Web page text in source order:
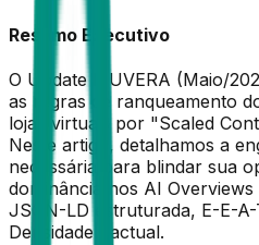
Resumo Executivo
O Update MUVERA (Maio/
as regras de ranqueamento
lojas virtuais por "Scaled
Neste artigo, detalhamos a
necessária para blindar sua
dominância nos AI
JSON-LD estruturada, E-E-
Densidade Factual.